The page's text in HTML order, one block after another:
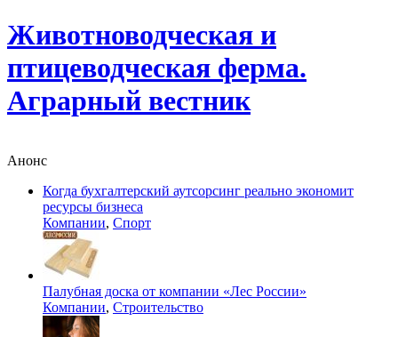
Животноводческая и
птицеводческая ферма.
Аграрный вестник
Анонс
Когда бухгалтерский аутсорсинг реально экономит
ресурсы бизнеса
Компании, Спорт
Палубная доска от компании «Лес России»
Компании, Строительство